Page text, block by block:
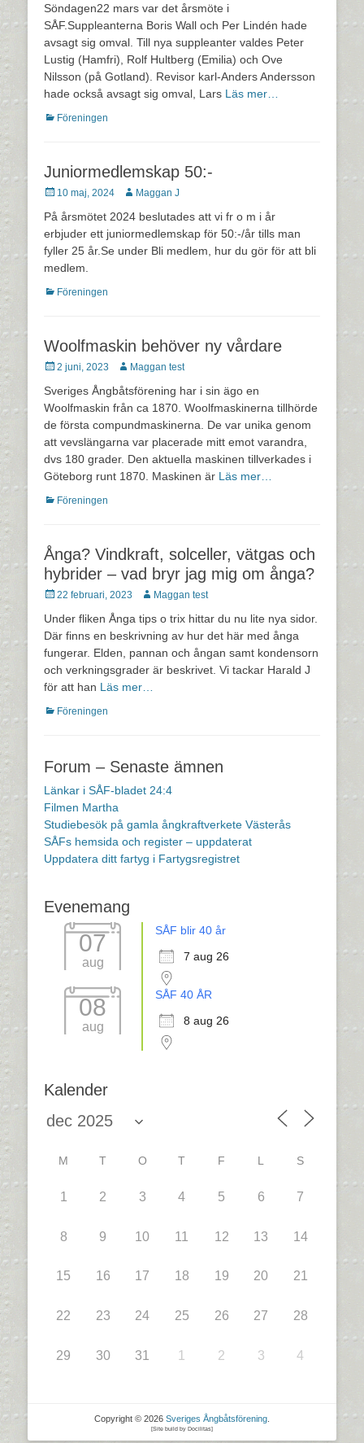
Söndagen22 mars var det årsmöte i
SÅF.Suppleanterna Boris Wall och Per Lindén hade
avsagt sig omval. Till nya suppleanter valdes Peter
Lustig (Hamfri), Rolf Hultberg (Emilia) och Ove
Nilsson (på Gotland). Revisor karl-Anders Andersson
hade också avsagt sig omval, Lars Läs mer…
Kategorier
Föreningen
Juniormedlemskap 50:-
Postades
10 maj, 2024 Författare
Maggan J
På årsmötet 2024 beslutades att vi fr o m i år
erbjuder ett juniormedlemskap för 50:-/år tills man
fyller 25 år.Se under Bli medlem, hur du gör för att bli
medlem.
Kategorier
Föreningen
Woolfmaskin behöver ny vårdare
Postades
2 juni, 2023 Författare
Maggan test
Sveriges Ångbåtsförening har i sin ägo en
Woolfmaskin från ca 1870. Woolfmaskinerna tillhörde
de första compundmaskinerna. De var unika genom
att vevslängarna var placerade mitt emot varandra,
dvs 180 grader. Den aktuella maskinen tillverkades i
Göteborg runt 1870. Maskinen är Läs mer…
Kategorier
Föreningen
Ånga? Vindkraft, solceller, vätgas och
hybrider – vad bryr jag mig om ånga?
Postades
22 februari, 2023 Författare
Maggan test
Under fliken Ånga tips o trix hittar du nu lite nya sidor.
Där finns en beskrivning av hur det här med ånga
fungerar. Elden, pannan och ångan samt kondensorn
och verkningsgrader är beskrivet. Vi tackar Harald J
för att han Läs mer…
Kategorier
Föreningen
Forum – Senaste ämnen
Länkar i SÅF-bladet 24:4
Filmen Martha
Studiebesök på gamla ångkraftverkete Västerås
SÅFs hemsida och register – uppdaterat
Uppdatera ditt fartyg i Fartygsregistret
Evenemang
07
aug
SÅF blir 40 år
7 aug 26
08
aug
SÅF 40 ÅR
8 aug 26
Kalender
M T O T F L S
1 2 3 4 5 6 7
8 9 10 11 12 13 14
15 16 17 18 19 20 21
22 23 24 25 26 27 28
29 30 31 1 2 3 4
Copyright © 2026 Sveriges Ångbåtsförening
[Site build by Docilitas]